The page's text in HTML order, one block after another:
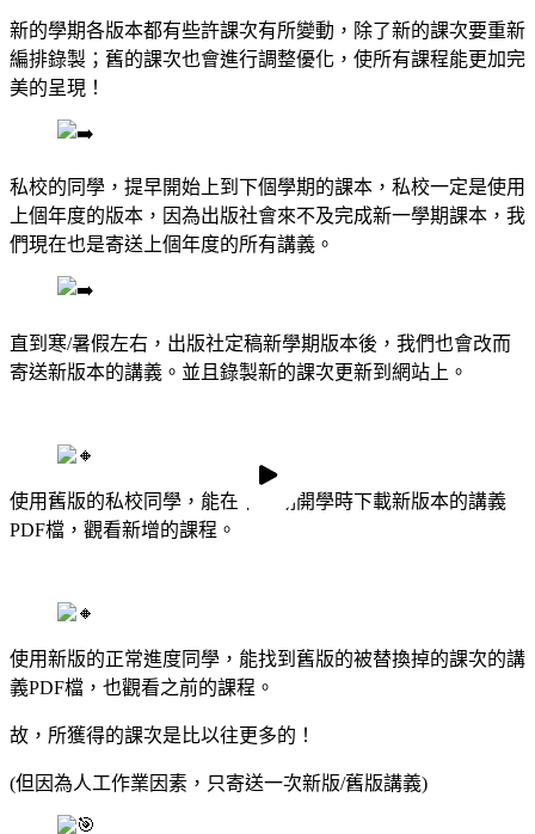
預覽影片
新的學期各版本都有些許課次有所變動，除了新的課次要重新
編排錄製；舊的課次也會進行調整優化，使所有課程能更加完
美的呈現！
私校的同學，提早開始上到下個學期的課本，私校一定是使用
上個年度的版本，因為出版社會來不及完成新一學期課本，我
們現在也是寄送上個年度的所有講義。
直到寒/暑假左右，出版社定稿新學期版本後，我們也會改而
寄送新版本的講義。並且錄製新的課次更新到網站上。
使用舊版的私校同學，能在下學期開學時下載新版本的講義
PDF檔，觀看新增的課程。
使用新版的正常進度同學，能找到舊版的被替換掉的課次的講
義PDF檔，也觀看之前的課程。
故，所獲得的課次是比以往更多的！
(但因為人工作業因素，只寄送一次新版/舊版講義)
預覽影片